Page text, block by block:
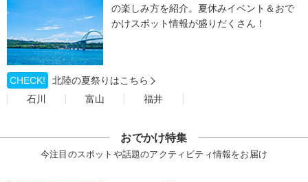
の楽しみ方を紹介。夏休みイベント＆おで
かけスポット情報が盛りだくさん！
CHECK!
北陸の夏祭りはこちら
石川
富山 福井
おでかけ特集
今注目のスポットや話題のアクティビティ情報をお届け